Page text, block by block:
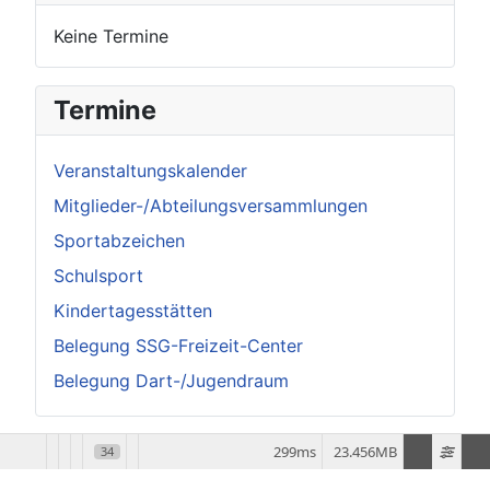
Keine Termine
Termine
Veranstaltungskalender
Mitglieder-/Abteilungsversammlungen
Sportabzeichen
Schulsport
Kindertagesstätten
Belegung SSG-Freizeit-Center
Belegung Dart-/Jugendraum
34 23.456MB
299ms